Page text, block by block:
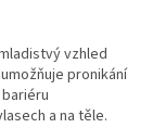
vzhled
pronikání
a na těle.